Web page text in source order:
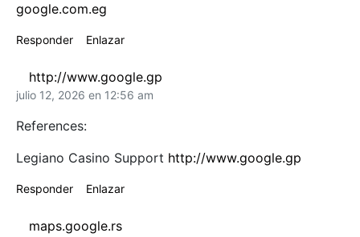
google.com.eg
Responder Enlazar
http://www.google.gp
julio 12, 2026 en 12:56 am
References:
Legiano Casino Support http://www.google.gp
Responder Enlazar
maps.google.rs